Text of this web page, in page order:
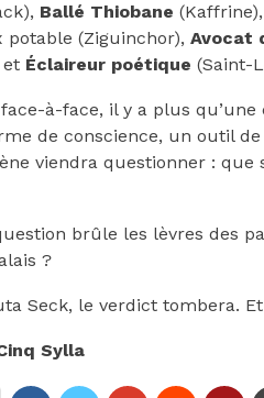
Ballé Thiobane (Kaffrine),
potable (Ziguinchor), Avocat
et Éclaireur poétique (Saint-
à-face, il y a plus
de conscience, un outil
viendra questionner :
brûle les lèvres des
?
Seck, le verdict tombera.
Sylla